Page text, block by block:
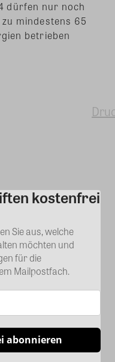
dürfen nur noch
mindestens 65
betrieben
kostenfrei
Sie aus, welche
möchten und
für die
Mailpostfach.
abonnieren